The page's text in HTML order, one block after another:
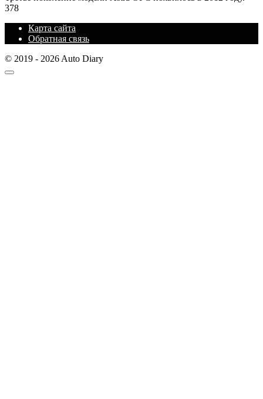
378
Карта сайта
Обратная связь
© 2019 - 2026 Auto Diary